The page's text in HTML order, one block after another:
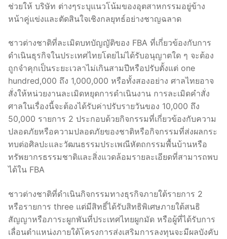
ช่วยให้ บริษัท ต่างๆระบุแนวโน้มของอุตสาหกรรมอยู่ข้าง
หน้าคู่แข่งและตัดสินใจเชิงกลยุทธ์อย่างชาญฉลาด
ชาวต่างชาติที่ละเมิดบทบัญญัติของ FBA ที่เกี่ยวข้องกับการ
ดำเนินธุรกิจในประเทศไทยโดยไม่ได้รับอนุญาตใด ๆ จะต้อง
ถูกจำคุกเป็นระยะเวลาไม่เกินสามปีหรือปรับตั้งแต่ one
hundred,000 ถึง 1,000,000 หรือทั้งสองอย่าง ศาลไทยอาจ
สั่งให้หน่วยงานละเมิดหยุดการดำเนินงาน การละเมิดคำสั่ง
ศาลในเรื่องนี้จะต้องได้รับค่าปรับรายวันของ 10,000 ถึง
50,000 รายการ 2 ประกอบด้วยกิจกรรมที่เกี่ยวข้องกับความ
ปลอดภัยหรือความปลอดภัยของชาติหรือกิจกรรมที่ส่งผลกระ
ทบต่อศิลปะและวัฒนธรรมประเพณีหัตถกรรมพื้นบ้านหรือ
ทรัพยากรธรรมชาติและสิ่งแวดล้อมรายละเอียดที่สามารถพบ
ได้ใน FBA
ชาวต่างชาติที่ดำเนินกิจกรรมทางธุรกิจภายใต้รายการ 2
หรือรายการ three แต่มีสิทธิ์ได้รับสิทธิพิเศษภายใต้สนธิ
สัญญาหรือภาระผูกพันที่ประเทศไทยผูกมัด หรือผู้ที่ได้รับการ
เลื่อนตำแหน่งภายใต้โครงการส่งเสริมการลงทุนจะมีผลบังคับ